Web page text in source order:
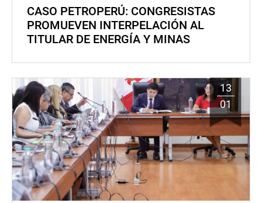
CASO PETROPERÚ: CONGRESISTAS
PROMUEVEN INTERPELACIÓN AL
TITULAR DE ENERGÍA Y MINAS
13
01